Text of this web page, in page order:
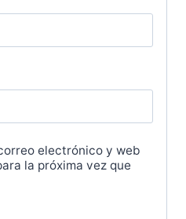
electrónico y web
la próxima vez que